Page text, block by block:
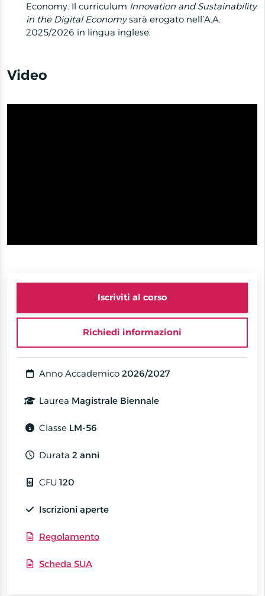
Economy. Il curriculum Innovation and Sustainability
in the Digital Economysarà erogato nell’A.A.
2025/2026 in lingua inglese.
Video
Iscriviti al corso
Richiedi informazioni
Anno Accademico 2026/2027
Laurea Magistrale Biennale
Classe LM-56
Durata 2 anni
CFU 120
Iscrizioni aperte
Regolamento
Scheda SUA